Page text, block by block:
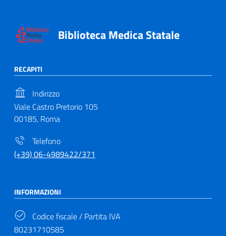
Biblioteca Medica Statale
RECAPITI
Indirizzo
Viale Castro Pretorio 105
00185, Roma
Telefono
(+39) 06-4989422/371
INFORMAZIONI
Codice fiscale / Partita IVA
80231710585